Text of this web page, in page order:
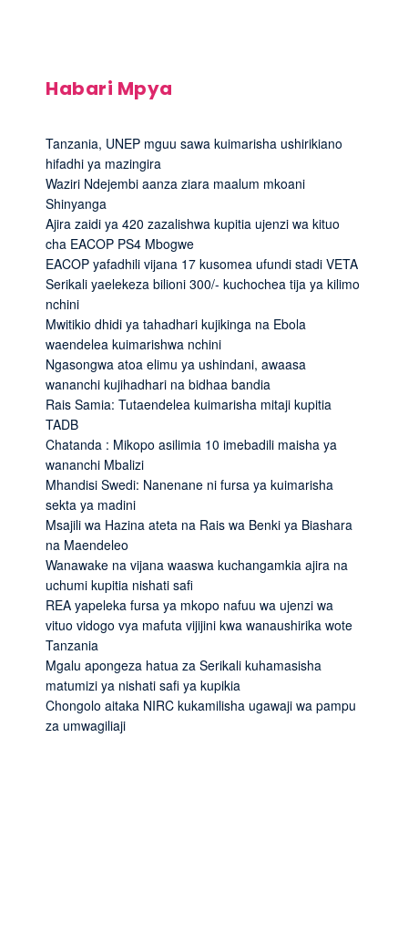
Habari Mpya
Tanzania, UNEP mguu sawa kuimarisha ushirikiano
hifadhi ya mazingira
Waziri Ndejembi aanza ziara maalum mkoani
Shinyanga
Ajira zaidi ya 420 zazalishwa kupitia ujenzi wa kituo
cha EACOP PS4 Mbogwe
EACOP yafadhili vijana 17 kusomea ufundi stadi VETA
Serikali yaelekeza bilioni 300/- kuchochea tija ya kilimo
nchini
Mwitikio dhidi ya tahadhari kujikinga na Ebola
waendelea kuimarishwa nchini
Ngasongwa atoa elimu ya ushindani, awaasa
wananchi kujihadhari na bidhaa bandia
Rais Samia: Tutaendelea kuimarisha mitaji kupitia
TADB
Chatanda : Mikopo asilimia 10 imebadili maisha ya
wananchi Mbalizi
Mhandisi Swedi: Nanenane ni fursa ya kuimarisha
sekta ya madini
Msajili wa Hazina ateta na Rais wa Benki ya Biashara
na Maendeleo
Wanawake na vijana waaswa kuchangamkia ajira na
uchumi kupitia nishati safi
REA yapeleka fursa ya mkopo nafuu wa ujenzi wa
vituo vidogo vya mafuta vijijini kwa wanaushirika wote
Tanzania
Mgalu apongeza hatua za Serikali kuhamasisha
matumizi ya nishati safi ya kupikia
Chongolo aitaka NIRC kukamilisha ugawaji wa pampu
za umwagiliaji